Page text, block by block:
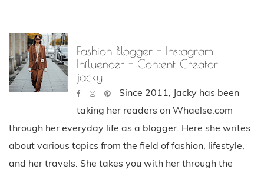
Fashion Blogger - Instagram
Influencer - Content Creator
jacky
Since 2011, Jacky has been
taking her readers on Whaelse.com
through her everyday life as a blogger. Here she writes
about various topics from the field of fashion, lifestyle,
and her travels. She takes you with her through the